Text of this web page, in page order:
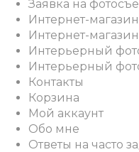
Заявка на
Интернет-магазин
Интернет-
Интерьерный
Интерьерный
Контакты
Корзина
Мой аккаунт
Обо мне
Ответы на часто